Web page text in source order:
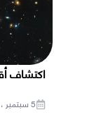
اكتشاف
5 سبتمبر ، 2024